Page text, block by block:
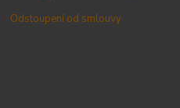
Odstoupení od smlouvy